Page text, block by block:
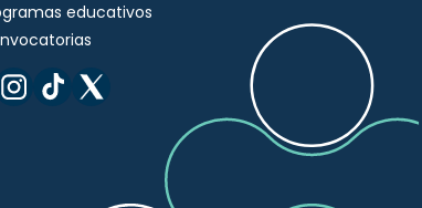
educativos